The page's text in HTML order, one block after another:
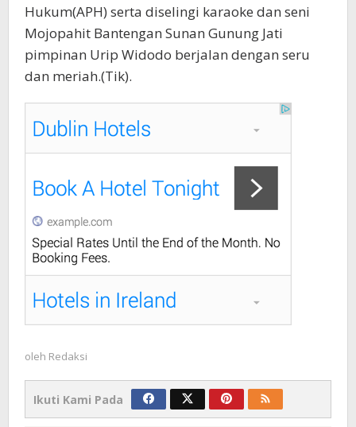
Hukum(APH) serta diselingi karaoke dan seni
Mojopahit Bantengan Sunan Gunung Jati
pimpinan Urip Widodo berjalan dengan seru
dan meriah.(Tik).
oleh Redaksi
Ikuti Kami Pada